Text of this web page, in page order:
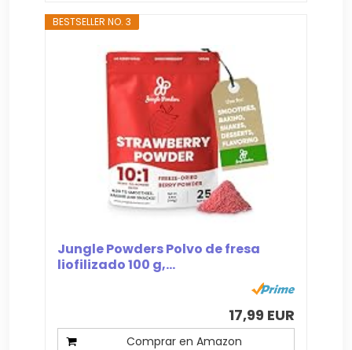
BESTSELLER NO. 3
Jungle Powders Polvo de fresa
liofilizado 100 g,...
17,99 EUR
Comprar en Amazon